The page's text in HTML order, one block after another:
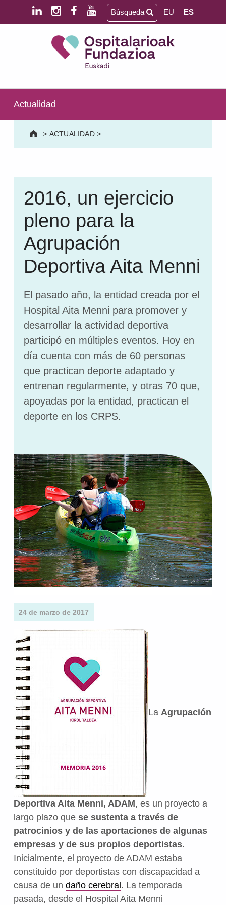
Saltar al contenido principal
Saltar al pie de página
SALUD MENTAL | DISCAPACIDAD INTELECTUAL | NEURORREHABILITACIÓN Y DAÑO CEREBRAL | PERSONA MAYOR
Búsqueda EU ES
Actualidad
> ACTUALIDAD>
2016, un ejercicio
pleno para la
Agrupación
Deportiva Aita Menni
El pasado año, la entidad creada por el
Hospital Aita Menni para promover y
desarrollar la actividad deportiva
participó en múltiples eventos. Hoy en
día cuenta con más de 60 personas
que practican deporte adaptado y
entrenan regularmente, y otras 70 que,
apoyadas por la entidad, practican el
deporte en los CRPS.
24 de marzo de 2017
La Agrupación
Deportiva Aita Menni, ADAM, es un proyecto a
largo plazo que se sustenta a través de
patrocinios y de las aportaciones de algunas
empresas y de sus propios deportistas.
Inicialmente, el proyecto de ADAM estaba
constituido por deportistas con discapacidad a
causa de un daño cerebral. La temporada
pasada, desde el Hospital Aita Menni